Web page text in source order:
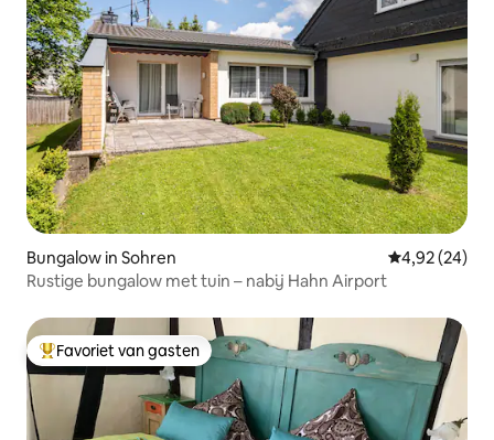
Bungalow in Sohren Gemiddelde
4,92 (24)
Rustige bungalow met tuin – nabij Hahn Airport
Topfavoriet van gasten
Favoriet van gasten